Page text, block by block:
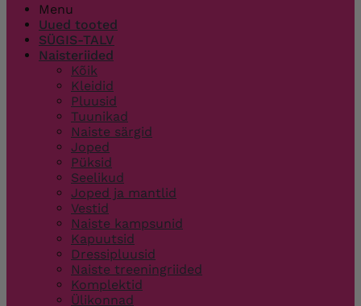
Menu
Uued tooted
SÜGIS-TALV
Naisteriided
Kõik
Kleidid
Pluusid
Tuunikad
Naiste särgid
Joped
Püksid
Seelikud
Joped ja mantlid
Vestid
Naiste kampsunid
Kapuutsid
Dressipluusid
Naiste treeningriided
Komplektid
Ülikonnad